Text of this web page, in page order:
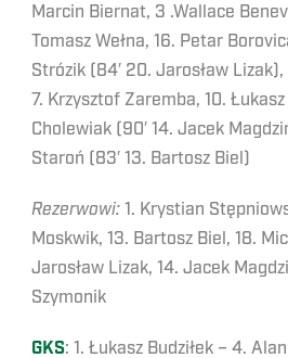
Marcin Biernat, 3 .Wallace
Tomasz Wełna, 16. Petar
Strózik (84′ 20. Jarosław
7. Krzysztof Zaremba, 10.
Cholewiak (90′ 14. Jacek
Staroń (83′ 13. Bartosz Biel)
Rezerwowi: 1. Krystian
Moskwik, 13. Bartosz Biel, 18.
Jarosław Lizak, 14. Jacek
Szymonik
GKS: 1. Łukasz Budziłek – 4.